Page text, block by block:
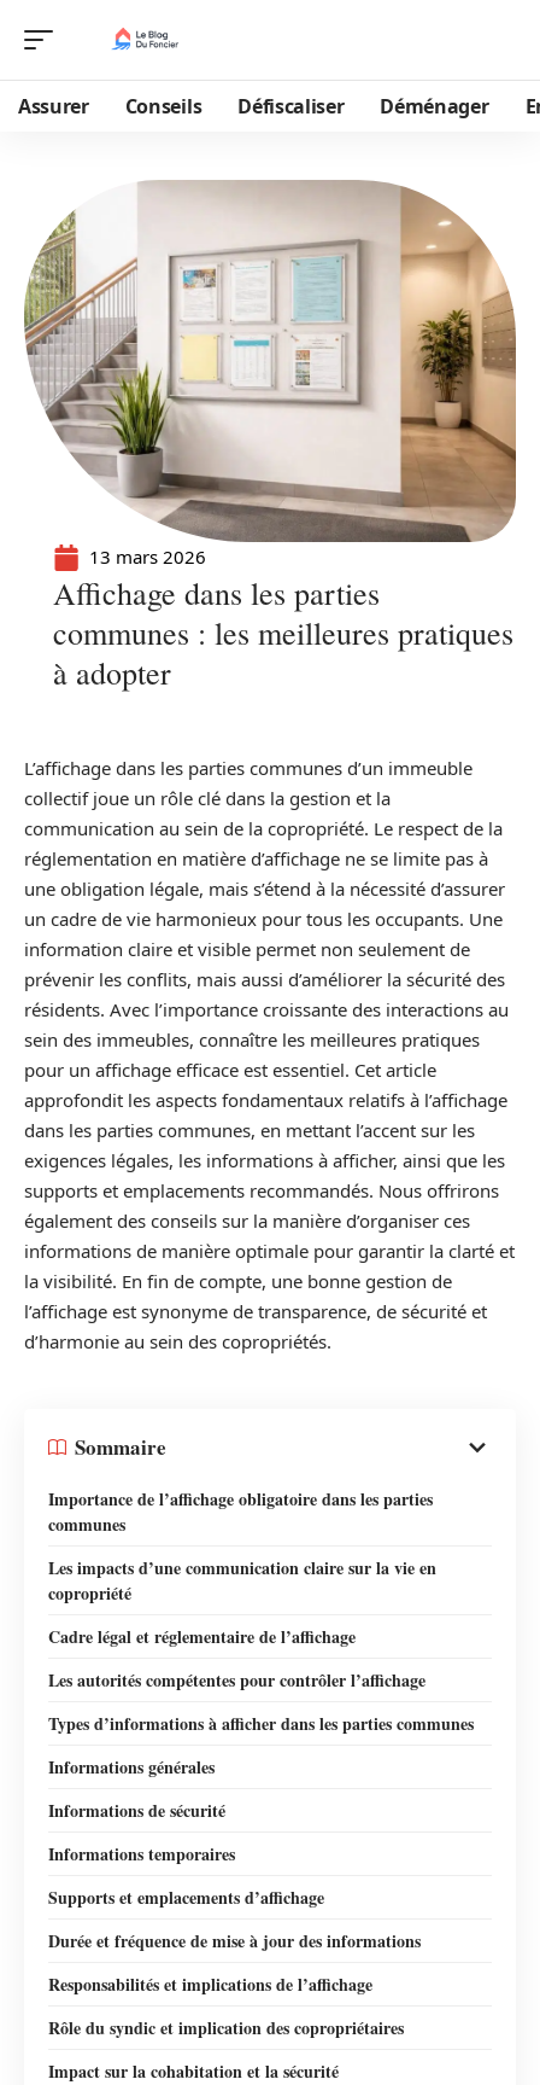
Assurer Conseils Défiscaliser Déménager
13 mars 2026
Affichage dans les parties
communes : les meilleures pratiques
à adopter
L’affichage dans les parties communes d’un immeuble
collectif joue un rôle clé dans la gestion et la
communication au sein de la copropriété. Le respect de la
réglementation en matière d’affichage ne se limite pas à
une obligation légale, mais s’étend à la nécessité d’assurer
un cadre de vie harmonieux pour tous les occupants. Une
information claire et visible permet non seulement de
prévenir les conflits, mais aussi d’améliorer la sécurité des
résidents. Avec l’importance croissante des interactions au
sein des immeubles, connaître les meilleures pratiques
pour un affichage efficace est essentiel. Cet article
approfondit les aspects fondamentaux relatifs à l’affichage
dans les parties communes, en mettant l’accent sur les
exigences légales, les informations à afficher, ainsi que les
supports et emplacements recommandés. Nous offrirons
également des conseils sur la manière d’organiser ces
informations de manière optimale pour garantir la clarté et
la visibilité. En fin de compte, une bonne gestion de
l’affichage est synonyme de transparence, de sécurité et
d’harmonie au sein des copropriétés.
Sommaire
Importance de l’affichage obligatoire dans les parties
communes
Les impacts d’une communication claire sur la vie en
copropriété
Cadre légal et réglementaire de l’affichage
Les autorités compétentes pour contrôler l’affichage
Types d’informations à afficher dans les parties communes
Informations générales
Informations de sécurité
Informations temporaires
Supports et emplacements d’affichage
Durée et fréquence de mise à jour des informations
Responsabilités et implications de l’affichage
Rôle du syndic et implication des copropriétaires
Impact sur la cohabitation et la sécurité